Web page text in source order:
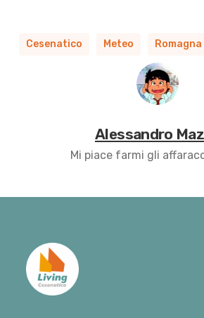
Cesenatico Meteo Romagna
Alessandro
Mi piace farmi gli